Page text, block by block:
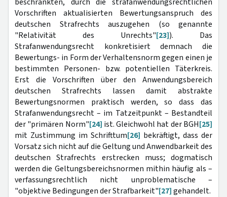
Vorschriften aktualisierten Bewertungsanspruch des
deutschen Strafrechts auszugehen (so genannte
"Relativität des Unrechts"[23]). Das
Strafanwendungsrecht konkretisiert demnach die
Bewertungs- in Form der Verhaltensnorm gegen einen je
bestimmten Personen- bzw. potentiellen Täterkreis.
Erst die Vorschriften über den Anwendungsbereich
deutschen Strafrechts lassen damit abstrakte
Bewertungsnormen praktisch werden, so dass das
Strafanwendungsrecht – im Tatzeitpunkt – Bestandteil
der "primären Norm"[24] ist. Gleichwohl hat der BGH[25]
mit Zustimmung im Schrifttum[26] bekräftigt, dass der
Vorsatz sich nicht auf die Geltung und Anwendbarkeit des
deutschen Strafrechts erstrecken muss; dogmatisch
werden die Geltungsbereichsnormen mithin häufig als –
verfassungsrechtlich nicht unproblematische –
"objektive Bedingungen der Strafbarkeit"[27]gehandelt.